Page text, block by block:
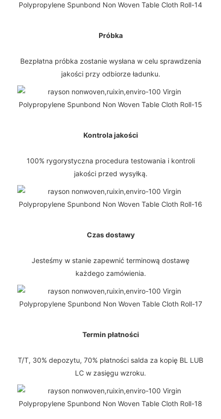
Próbka
Bezpłatna próbka zostanie wysłana w celu sprawdzenia
jakości przy odbiorze ładunku.
Kontrola jakości
100% rygorystyczna procedura testowania i kontroli
jakości przed wysyłką.
Czas dostawy
Jesteśmy w stanie zapewnić terminową dostawę
każdego zamówienia.
Termin płatności
T/T, 30% depozytu, 70% płatności salda za kopię BL LUB
LC w zasięgu wzroku.